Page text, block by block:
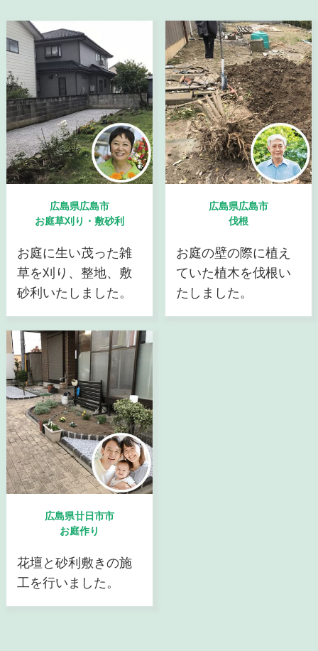
広島県広島市
お庭草刈り・敷砂利
お庭に生い茂った雑
草を刈り、整地、敷
砂利いたしました。
広島県広島市
伐根
お庭の壁の際に植え
ていた植木を伐根い
たしました。
広島県廿日市市
お庭作り
花壇と砂利敷きの施
工を行いました。